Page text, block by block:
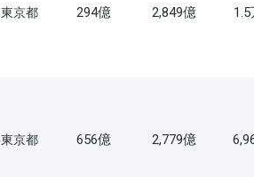
東京都 294億 2,849億 1.5
東京都 656億 2,779億